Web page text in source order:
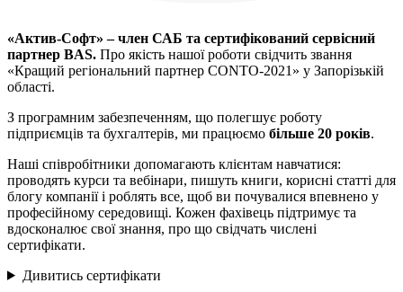
«Актив-Софт» – член САБ та сертифікований сервісний
партнер BAS. Про якість нашої роботи свідчить звання
«Кращий регіональний партнер CONTO-2021» у Запорізькій
області.
З програмним забезпеченням, що полегшує роботу
підприємців та бухгалтерів, ми працюємо більше 20 років.
Наші співробітники допомагають клієнтам навчатися:
проводять курси та вебінари, пишуть книги, корисні статті для
блогу компанії і роблять все, щоб ви почувалися впевнено у
професійному середовищі. Кожен фахівець підтримує та
вдосконалює свої знання, про що свідчать числені
сертифікати.
Дивитись сертифікати